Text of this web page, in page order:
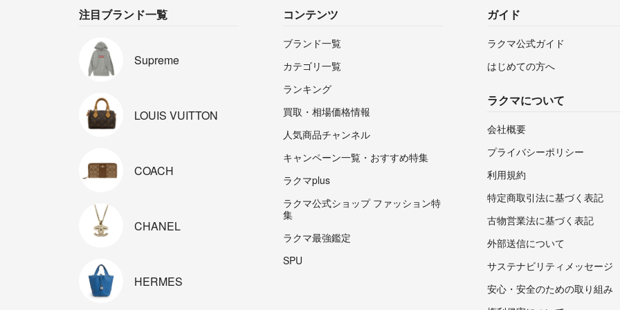
注目ブランド一覧
Supreme
LOUIS VUITTON
COACH
CHANEL
HERMES
コンテンツ
ブランド一覧
カテゴリ一覧
ランキング
買取・相場価格情報
人気商品チャンネル
キャンペーン一覧・おすすめ特集
ラクマplus
ラクマ公式ショップ ファッション特
集
ラクマ最強鑑定
SPU
ガイド
ラクマ公式ガイド
はじめての方へ
ラクマについて
会社概要
プライバシーポリシー
利用規約
特定商取引法に基づく表記
古物営業法に基づく表記
外部送信について
サステナビリティメッセージ
安心・安全のための取り組み